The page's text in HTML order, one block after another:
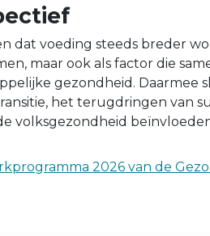
dat voeding steeds breder
maar ook als factor die
gezondheid. Daarmee
het terugdringen van
volksgezondheid
2026 van de